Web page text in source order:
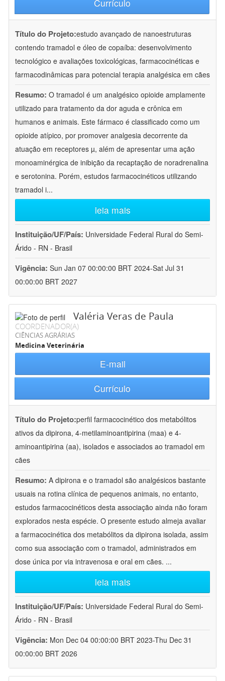
Currículo
Título do Projeto:estudo avançado de nanoestruturas
contendo tramadol e óleo de copaíba: desenvolvimento
tecnológico e avaliações toxicológicas, farmacocinéticas e
farmacodinâmicas para potencial terapia analgésica em cães
Resumo: O tramadol é um analgésico opioide amplamente
utilizado para tratamento da dor aguda e crônica em
humanos e animais. Este fármaco é classificado como um
opioide atípico, por promover analgesia decorrente da
atuação em receptores µ, além de apresentar uma ação
monoaminérgica de inibição da recaptação de noradrenalina
e serotonina. Porém, estudos farmacocinéticos utilizando
tramadol i...
leia mais
Instituição/UF/País: Universidade Federal Rural do Semi-
Árido - RN - Brasil
Vigência: Sun Jan 07 00:00:00 BRT 2024-Sat Jul 31
00:00:00 BRT 2027
Valéria Veras de Paula
COORDENADOR(A)
CIÊNCIAS AGRÁRIAS
Medicina Veterinária
E-mail
Currículo
Título do Projeto:perfil farmacocinético dos metabólitos
ativos da dipirona, 4-metilaminoantipirina (maa) e 4-
aminoantipirina (aa), isolados e associados ao tramadol em
cães
Resumo: A dipirona e o tramadol são analgésicos bastante
usuais na rotina clínica de pequenos animais, no entanto,
estudos farmacocinéticos desta associação ainda não foram
explorados nesta espécie. O presente estudo almeja avaliar
a farmacocinética dos metabólitos da dipirona isolada, assim
como sua associação com o tramadol, administrados em
dose única por via intravenosa e oral em cães. ...
leia mais
Instituição/UF/País: Universidade Federal Rural do Semi-
Árido - RN - Brasil
Vigência: Mon Dec 04 00:00:00 BRT 2023-Thu Dec 31
00:00:00 BRT 2026